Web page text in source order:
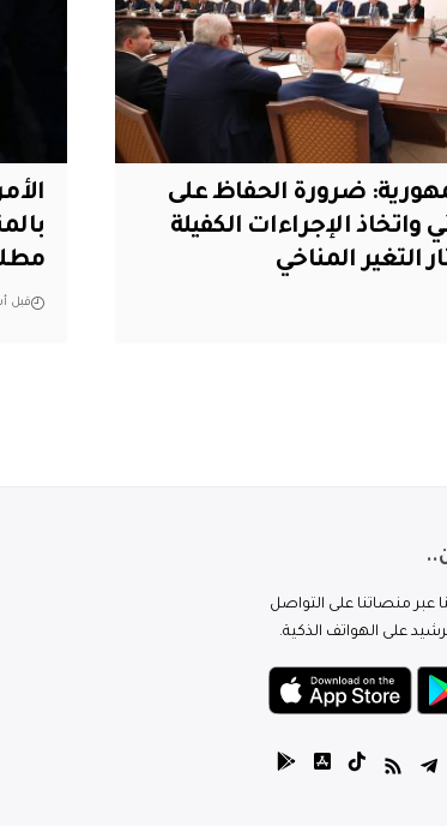
ضرورة الحفاظ على
واتخاذ الإجراءات الكفيلة
التغير المناخي
قبل
عبر منصاتنا على التواصل
على الهواتف الذكية.